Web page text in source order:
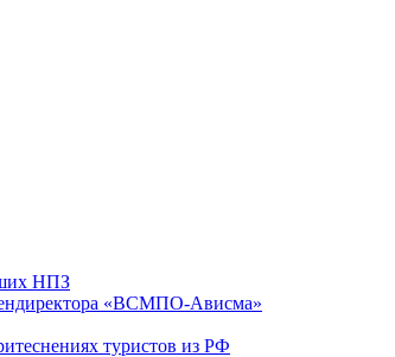
НПЗ
«ВСМПО-Ависма»
туристов из РФ